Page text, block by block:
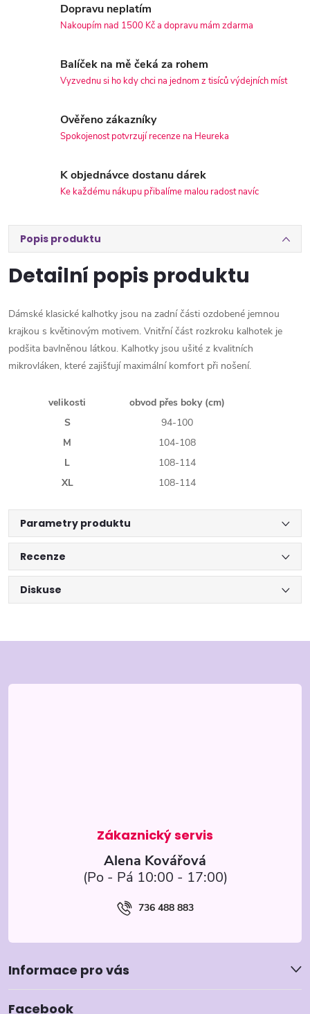
Dopravu neplatím
Nakoupím nad 1500 Kč a dopravu mám zdarma
Balíček na mě čeká za rohem
Vyzvednu si ho kdy chci na jednom z tisíců výdejních míst
Ověřeno zákazníky
Spokojenost potvrzují recenze na Heureka
K objednávce dostanu dárek
Ke každému nákupu přibalíme malou radost navíc
Popis produktu
Detailní popis produktu
Dámské klasické kalhotky jsou na zadní části ozdobené jemnou
krajkou s květinovým motivem. Vnitřní část rozkroku kalhotek je
podšita bavlněnou látkou. Kalhotky jsou ušité z kvalitních
mikrovláken, které zajišťují maximální komfort při nošení.
velikosti
obvod přes boky (cm)
S
94-100
M
104-108
L
108-114
XL
108-114
Parametry produktu
Recenze
Diskuse
á
Alena Kovářová
736 488 883
Informace pro vás
Facebook